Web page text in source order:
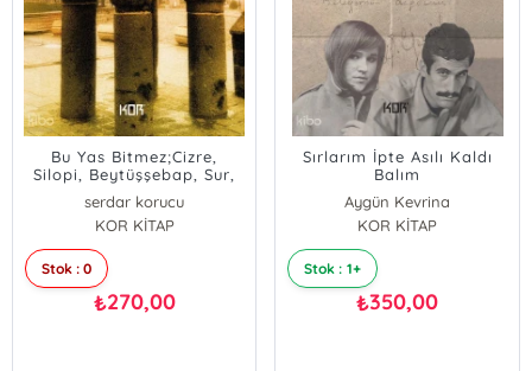
Bu Yas Bitmez;Cizre,
Silopi, Beytüşşebap, Sur,
Yüksekova ve
Nusaybin'dekiler Anlatıyor
(2015 - 2016)
serdar korucu
KOR KİTAP
Stok : 0
₺270,00
Sırlarım İpte Asılı Kaldı
Balım
Aygün Kevrina
KOR KİTAP
Stok : 1+
₺350,00